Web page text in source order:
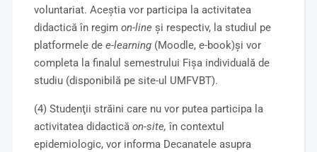
voluntariat. Aceştia vor participa la activitatea
didactică în regim on-line şi respectiv, la studiul pe
platformele de e-learning(Moodle, e-book)şi vor
completa la finalul semestrului Fişa individuală de
studiu (disponibilă pe site-ul UMFVBT).
(4) Studenţii străini care nu vor putea participa la
activitatea didactică on-site, în contextul
epidemiologic, vor informa Decanatele asupra